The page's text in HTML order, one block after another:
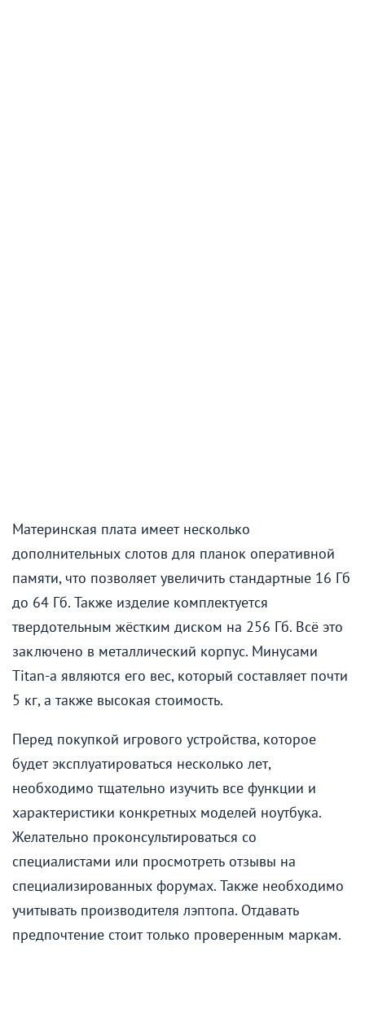
Материнская плата имеет несколько
дополнительных слотов для планок оперативной
памяти, что позволяет увеличить стандартные 16 Гб
до 64 Гб. Также изделие комплектуется
твердотельным жёстким диском на 256 Гб. Всё это
заключено в металлический корпус. Минусами
Titan-а являются его вес, который составляет почти
5 кг, а также высокая стоимость.
Перед покупкой игрового устройства, которое
будет эксплуатироваться несколько лет,
необходимо тщательно изучить все функции и
характеристики конкретных моделей ноутбука.
Желательно проконсультироваться со
специалистами или просмотреть отзывы на
специализированных форумах. Также необходимо
учитывать производителя лэптопа. Отдавать
предпочтение стоит только проверенным маркам.